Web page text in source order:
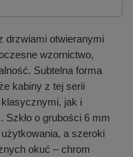
drzwiami otwieranymi
wzornictwo,
Subtelna forma
kabiny z tej serii
jak i
Szkło o grubości 6 mm
a szeroki
okuć – chrom